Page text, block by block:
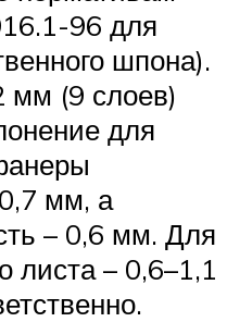
96 для
шпона).
мм (9 слоев)
для
мм, а
– 0,6 мм. Для
листа – 0,6–1,1